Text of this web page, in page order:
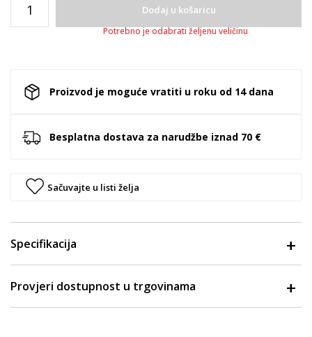
Dodaj u košaricu
Potrebno je odabrati željenu veličinu
Proizvod je moguće vratiti u roku od 14 dana
Besplatna dostava za narudžbe iznad 70 €
Sačuvajte u listi želja
Specifikacija
Provjeri dostupnost u trgovinama